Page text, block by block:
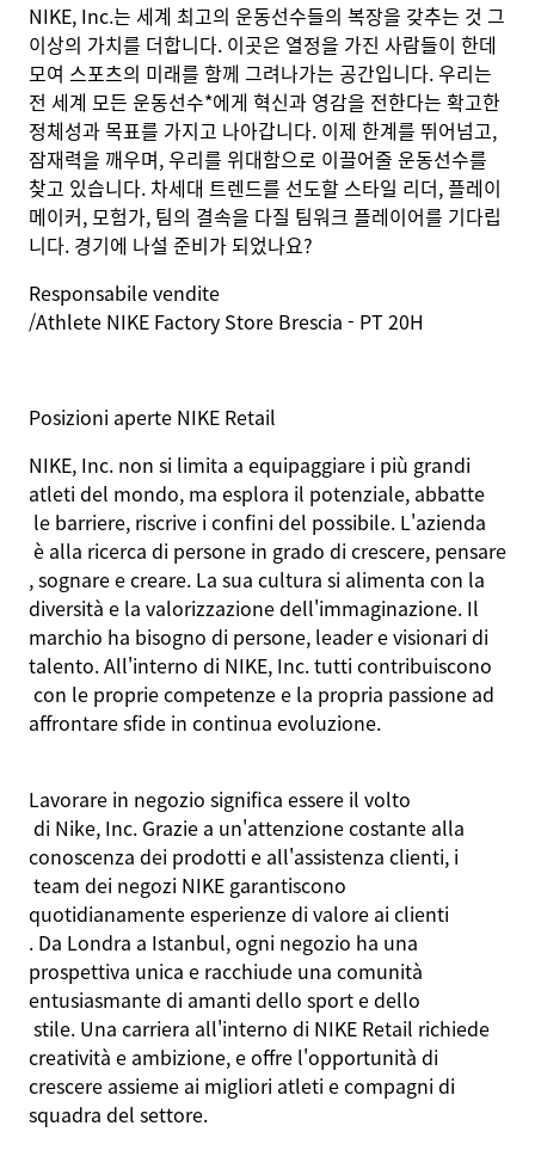
NIKE, Inc.는 세계 최고의 운동선수들의 복장을 갖추는 것 그
이상의 가치를 더합니다. 이곳은 열정을 가진 사람들이 한데
모여 스포츠의 미래를 함께 그려나가는 공간입니다. 우리는
전 세계 모든 운동선수*에게 혁신과 영감을 전한다는 확고한
정체성과 목표를 가지고 나아갑니다. 이제 한계를 뛰어넘고,
잠재력을 깨우며, 우리를 위대함으로 이끌어줄 운동선수를
찾고 있습니다. 차세대 트렌드를 선도할 스타일 리더, 플레이
메이커, 모험가, 팀의 결속을 다질 팀워크 플레이어를 기다립
니다. 경기에 나설 준비가 되었나요?
Responsabilevendite
/Athlete NIKE Factory Store Brescia - PT 20H
Posizioni aperte NIKE Retail
NIKE, Inc. non si limita a equipaggiare i più grandi
atleti del mondo, ma esplora il potenziale, abbatte
le barriere, riscrive i confini del possibile. L'azienda
è alla ricerca di persone in grado di crescere, pensare
,sognareecreare. La sua cultura si alimenta con la
diversità e la valorizzazionedell'immaginazione. Il
marchio ha bisogno di persone, leader evisionari di
talento.All'interno di NIKE, Inc. tutti contribuiscono
con le propriecompetenzee la propria passione ad
affrontaresfide in continua evoluzione.
Lavorare in negozio significa essere il volto
di Nike, Inc. Grazie a un'attenzionecostante alla
conoscenza dei prodotti e all'assistenza clienti, i
team dei negozi NIKE garantiscono
quotidianamenteesperienzedi valore ai clienti
. Da Londra a Istanbul, ogni negozio ha una
prospettiva unica e racchiude una comunità
entusiasmantedi amanti dello sport edello
stile. Una carriera all'interno di NIKE Retail richiede
creatività e ambizione, eoffre l'opportunità di
crescere assieme ai migliori atleti ecompagni di
squadra del settore.